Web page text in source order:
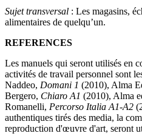
Sujet transversal : Les magasins,
alimentaires de quelqu’un.
REFERENCES
Les manuels qui seront utilisés en
activités de travail personnel sont
Naddeo, Domani 1 (2010), Alma
Bergero, Chiaro A1 (2010), Alma
Romanelli, Percorso Italia A1-A2
authentiques tirés des media, la
reproduction d'œuvre d'art, seront